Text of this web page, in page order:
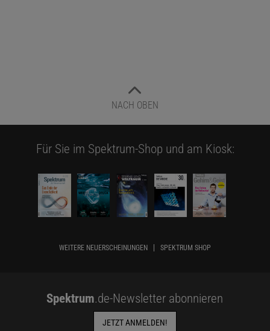
NACH OBEN
Für Sie im Spektrum-Shop und am Kiosk:
WEITERE NEUERSCHEINUNGEN SPEKTRUM SHOP
Spektrum.de-Newsletter abonnieren
JETZT ANMELDEN!